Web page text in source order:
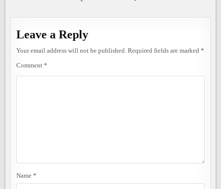
Leave a Reply
Your email address will not be published. Required fields are marked*
Comment*
Name*